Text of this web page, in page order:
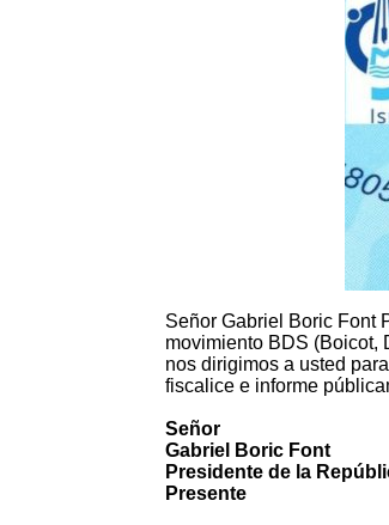
Señor Gabriel Boric Font
movimiento BDS (Boicot,
nos dirigimos a usted
fiscalice e informe
Señor
Gabriel Boric Font
Presidente de la
Presente